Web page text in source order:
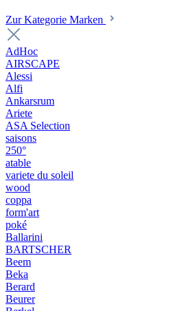
Zur Kategorie Marken
AdHoc
AIRSCAPE
Alessi
Alfi
Ankarsrum
Ariete
ASA Selection
saisons
250°
atable
variete du soleil
wood
coppa
form'art
poké
Ballarini
BARTSCHER
Beem
Beka
Berard
Beurer